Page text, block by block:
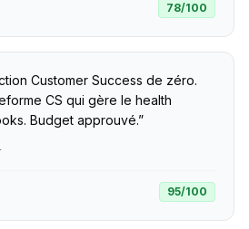
78/100
Customer Success de zéro.
CS qui gère le health
Budget approuvé.”
95/100